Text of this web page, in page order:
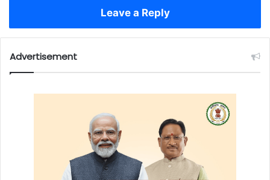
Leave a Reply
Advertisement